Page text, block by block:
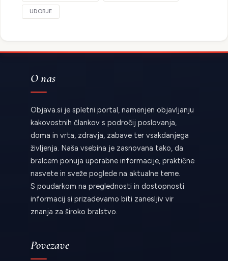
UDOBJE
O nas
Objava.si je spletni portal, namenjen objavljanju
kakovostnih člankov s področij poslovanja,
doma in vrta, zdravja, zabave ter vsakdanjega
življenja. Naša vsebina je zasnovana tako, da
bralcem ponuja uporabne informacije, praktične
nasvete in sveže poglede na aktualne teme.
S poudarkom na preglednosti in dostopnosti
informacij si prizadevamo biti zanesljiv vir
znanja za široko bralstvo.
Povezave